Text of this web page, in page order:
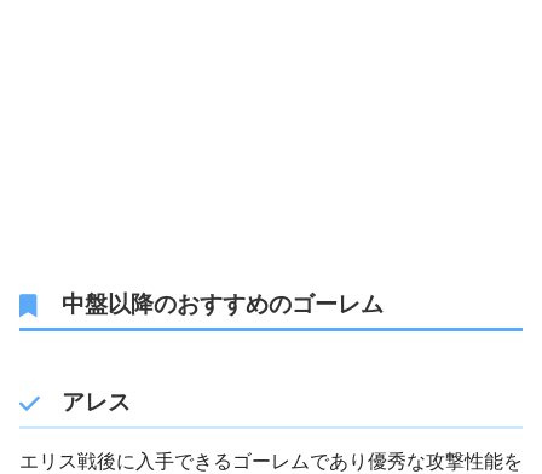
中盤以降のおすすめのゴーレム
アレス
エリス戦後に入手できるゴーレムであり優秀な攻撃性能を